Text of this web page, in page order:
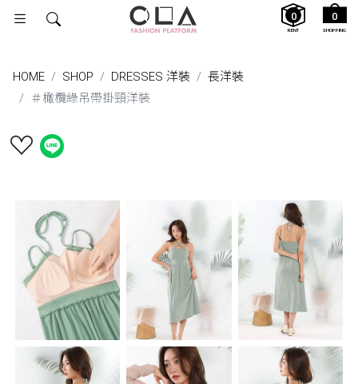
SHOPPING
0
RENT
0
HOME SHOP DRESSES 洋裝
長洋裝
＃橄欖綠吊帶掛頸洋裝